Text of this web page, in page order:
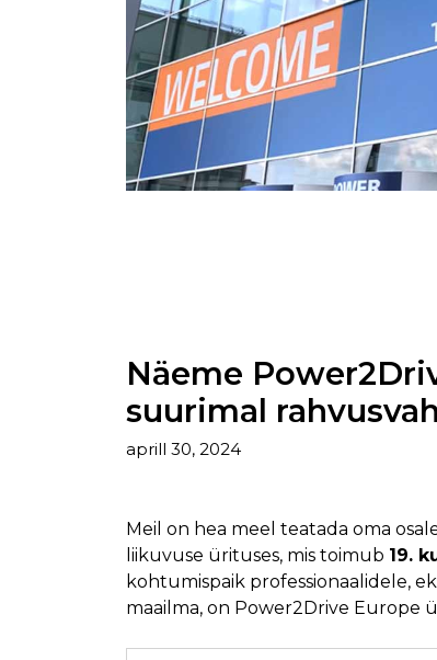
Näeme
suurimal
aprill 30, 2024
Meil on hea meel teatada oma
liikuvuse ürituses, mis toimub 19.
kohtumispaik professionaalidele,
maailma, on Power2Drive Europe